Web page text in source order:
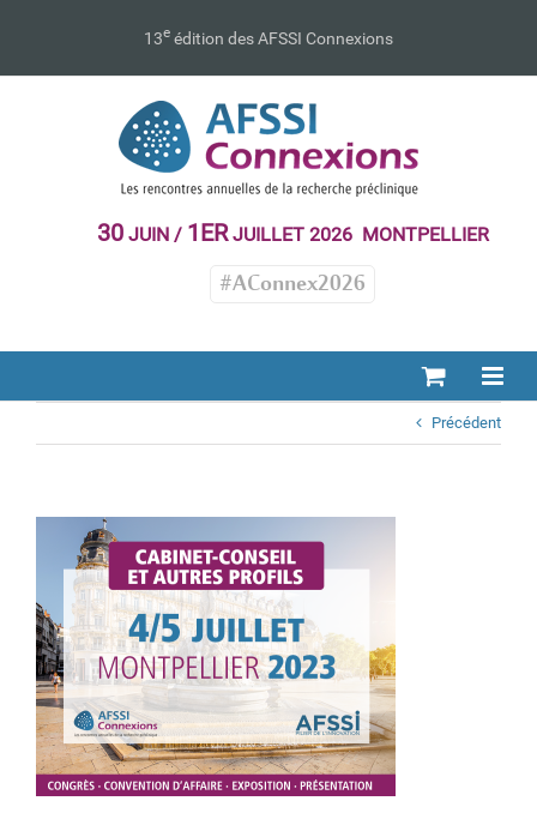
13e édition des AFSSI Connexions
30JUIN / 1ERJUILLET 2026 MONTPELLIER
#AConnex2026
Précédent